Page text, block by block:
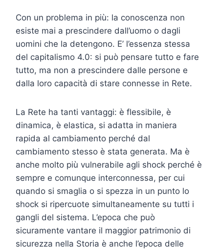
Con un problema in più: la conoscenza non
esiste mai a prescindere dall’uomo o dagli
uomini che la detengono. E’ l’essenza stessa
del capitalismo 4.0: si può pensare tutto e fare
tutto, ma non a prescindere dalle persone e
dalla loro capacità di stare connesse in Rete.
La Rete ha tanti vantaggi: è flessibile, è
dinamica, è elastica, si adatta in maniera
rapida al cambiamento perché dal
cambiamento stesso è stata generata. Ma è
anche molto più vulnerabile agli shock perché è
sempre e comunque interconnessa, per cui
quando si smaglia o si spezza in un punto lo
shock si ripercuote simultaneamente su tutti i
gangli del sistema. L’epoca che può
sicuramente vantare il maggior patrimonio di
sicurezza nella Storia è anche l’epoca delle